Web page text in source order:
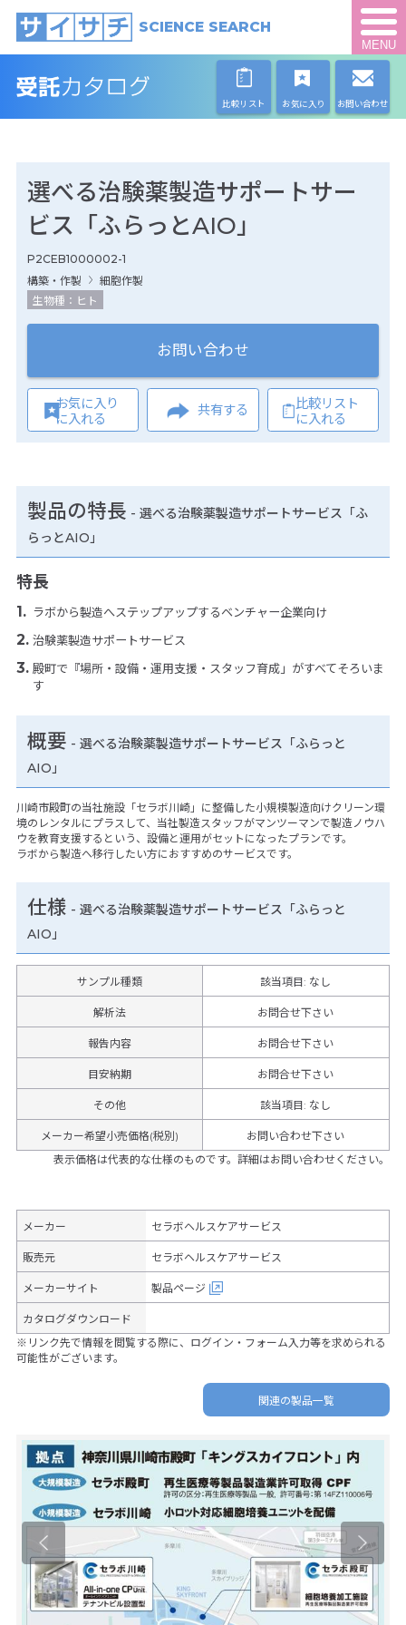
SCIENCE SEARCH
MENU
比較リスト お気に入り お問い合わせ
選べる治験薬製造サポートサー
ビス「ふらっとAIO」
P2CEB1000002-1
構築・作製
細胞作製
生物種：ヒト
お問い合わせ
お気に入り
に入れる
共有する
比較リスト
に入れる
製品の特長 - 選べる治験薬製造サポートサービス「ふ
らっとAIO」
特長
ラボから製造へステップアップするベンチャー企業向け
治験薬製造サポートサービス
殿町で『場所・設備・運用支援・スタッフ育成」がすべてそろいま
す
概要 - 選べる治験薬製造サポートサービス「ふらっと
AIO」
川崎市殿町の当社施設「セラボ川崎」に整備した小規模製造向けクリーン環
境のレンタルにプラスして、当社製造スタッフがマンツーマンで製造ノウハ
ウを教育支援するという、設備と運用がセットになったプランです。
ラボから製造へ移行したい方におすすめのサービスです。
仕様 - 選べる治験薬製造サポートサービス「ふらっと
AIO」
サンプル種類 該当項目: なし
解析法 お問合せ下さい
報告内容 お問合せ下さい
目安納期 お問合せ下さい
その他 該当項目: なし
メーカー希望小売価格(税別)
お問い合わせ下さい
表示価格は代表的な仕様のものです。詳細はお問い合わせください。
メーカー セラボヘルスケアサービス
販売元 セラボヘルスケアサービス
メーカーサイト 製品ページ
カタログダウンロード
※リンク先で情報を閲覧する際に、ログイン・フォーム入力等を求められる
可能性がございます。
関連の製品一覧